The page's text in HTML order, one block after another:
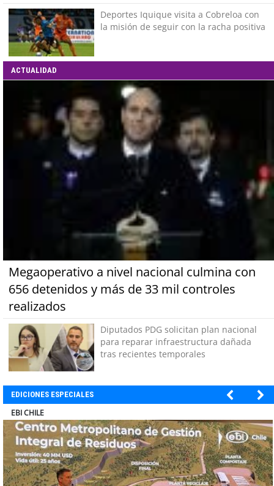
Deportes Iquique visita a Cobreloa con
la misión de seguir con la racha positiva
ACTUALIDAD
Megaoperativo a nivel nacional culmina con
656 detenidos y más de 33 mil controles
realizados
Diputados PDG solicitan plan nacional
para reparar infraestructura dañada
tras recientes temporales
EDICIONES ESPECIALES
SOPRAVAL